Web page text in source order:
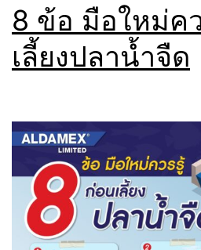
8 ข้อ มือใหม่ค
เลี้ยงปลาน้ำจืด